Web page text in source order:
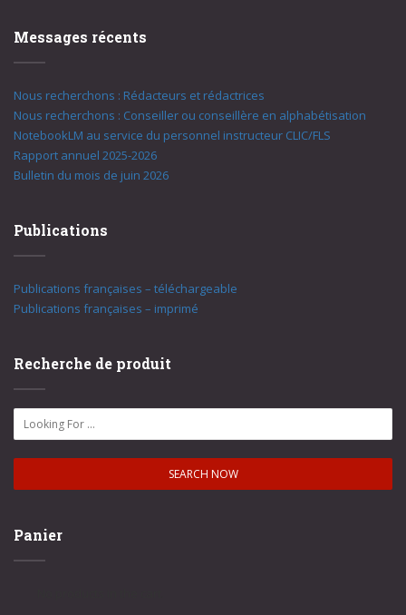
Messages récents
Nous recherchons : Rédacteurs et rédactrices
Nous recherchons : Conseiller ou conseillère en alphabétisation
NotebookLM au service du personnel instructeur CLIC/FLS
Rapport annuel 2025-2026
Bulletin du mois de juin 2026
Publications
Publications françaises – téléchargeable
Publications françaises – imprimé
Recherche de produit
Panier